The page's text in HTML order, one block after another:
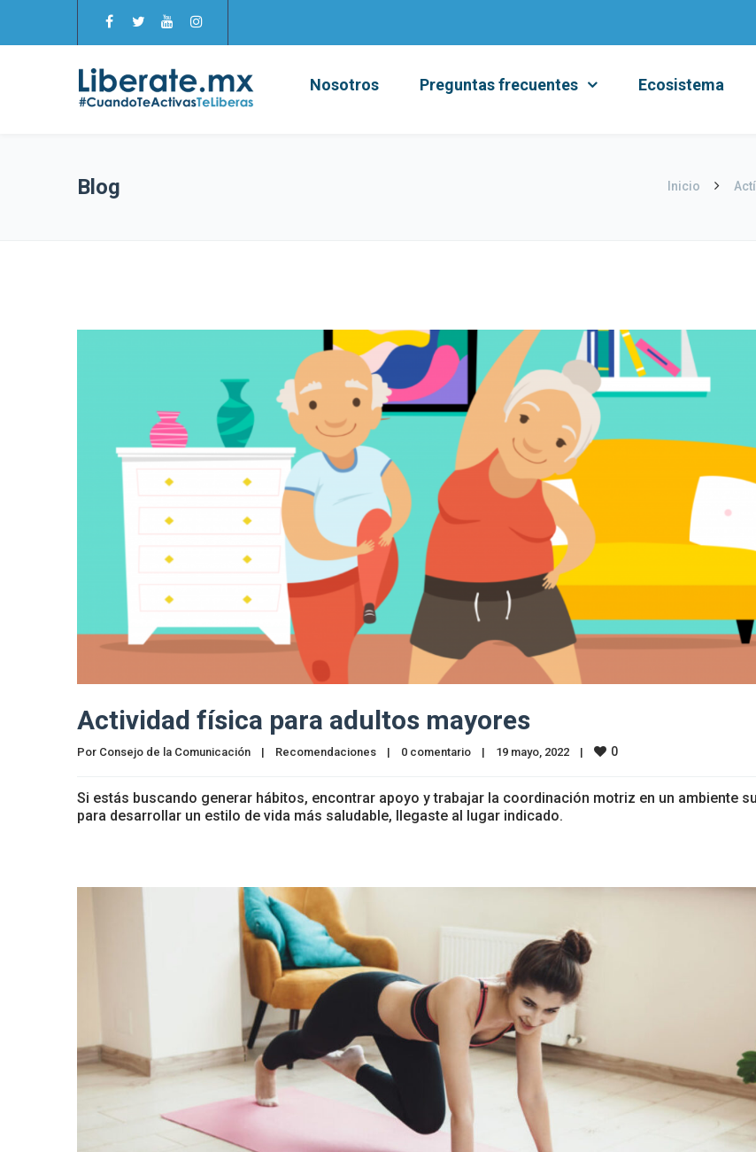
Nosotros Preguntas frecuentes Ecosistema
Blog Inicio
Actividad física para adultos mayores
Por Consejo de la Comunicación | Recomendaciones | 0 comentario | 19 mayo, 2022 | 0
Si estás buscando generar hábitos, encontrar apoyo y trabajar la coordinación motriz en un ambiente
para desarrollar un estilo de vida más saludable, llegaste al lugar indicado.